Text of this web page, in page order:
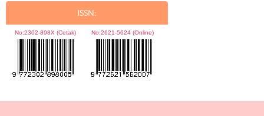
ISSN:
No:2302-898X (Cetak) No:2621-5624 (Online)